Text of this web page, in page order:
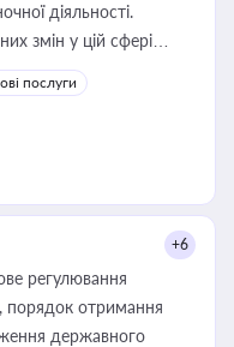
діяльності.
змін у цій сфері
юриста або
оренди
і перевірки
послуги
+6
регулювання
порядок отримання
державного